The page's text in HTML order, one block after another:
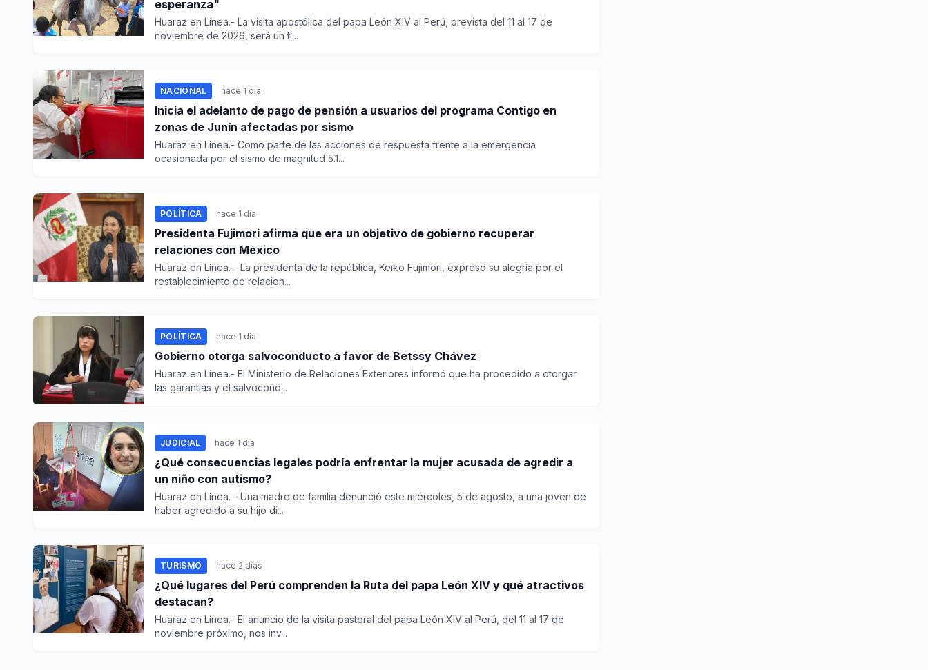
esperanza"
Huaraz en Línea.- La visita apostólica del papa León XIV al Perú, prevista del 11 al 17 de
noviembre de 2026, será un ti...
NACIONAL hace 1 día
Inicia el adelanto de pago de pensión a usuarios del programa Contigo en
zonas de Junín afectadas por sismo
Huaraz en Línea.- Como parte de las acciones de respuesta frente a la emergencia
ocasionada por el sismo de magnitud 5.1...
POLÍTICA hace 1 día
Presidenta Fujimori afirma que era un objetivo de gobierno recuperar
relaciones con México
Huaraz en Línea.- La presidenta de la república, Keiko Fujimori, expresó su alegría por el
restablecimiento de relacion...
POLÍTICA hace 1 día
Gobierno otorga salvoconducto a favor de Betssy Chávez
Huaraz en Línea.- El Ministerio de Relaciones Exteriores informó que ha procedido a otorgar
las garantías y el salvocond...
JUDICIAL hace 1 día
¿Qué consecuencias legales podría enfrentar la mujer acusada de agredir a
un niño con autismo?
Huaraz en Línea. - Una madre de familia denunció este miércoles, 5 de agosto, a una joven de
haber agredido a su hijo di...
TURISMO hace 2 días
¿Qué lugares del Perú comprenden la Ruta del papa León XIV y qué atractivos
destacan?
Huaraz en Línea.- El anuncio de la visita pastoral del papa León XIV al Perú, del 11 al 17 de
noviembre próximo, nos inv...